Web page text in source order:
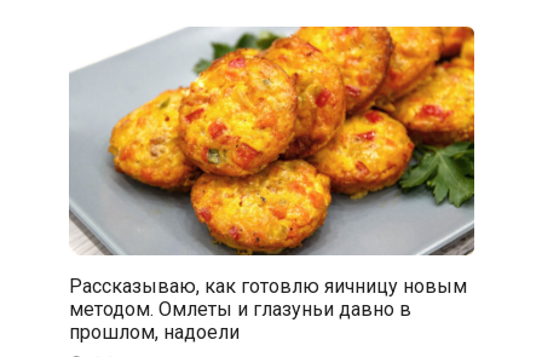
Рассказываю, как готовлю яичницу новым
методом. Омлеты и глазуньи давно в
прошлом, надоели